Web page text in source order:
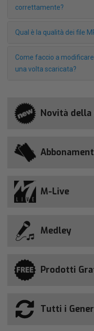
correttamente?
Qual è la qualità dei file
Come faccio a
una volta scaricata?
Novità
M-Live
Medley
Prodotti
Tutti i